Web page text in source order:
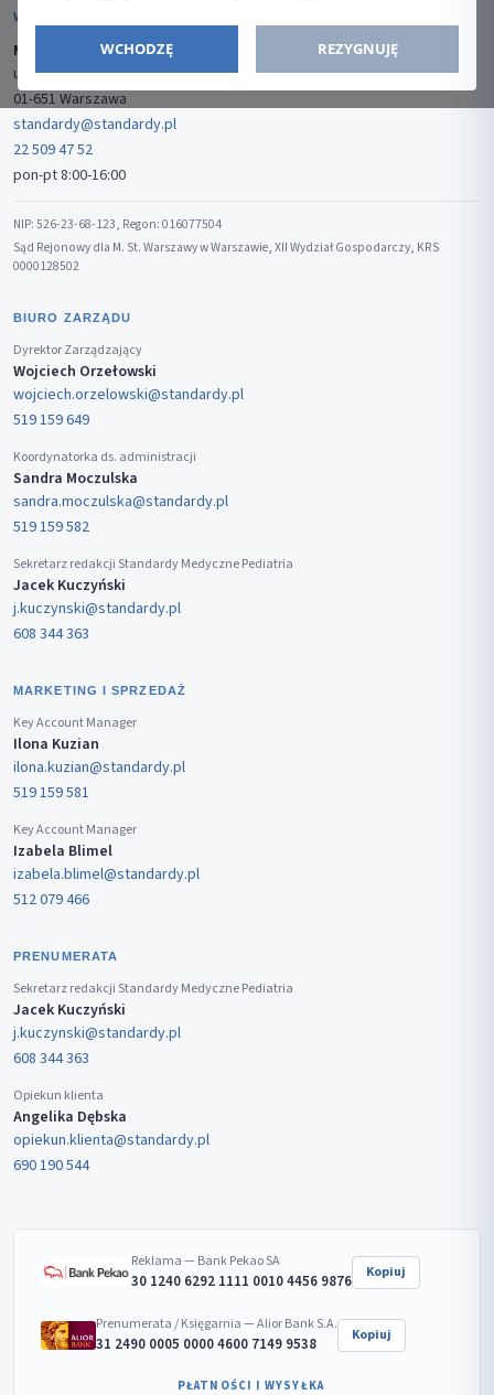
WCHODZĘ REZYGNUJĘ
WYDAWCA
Media-Press Sp. z o.o.
ul. Gwiaździsta 7B/8
01-651 Warszawa
standardy@standardy.pl
22 509 47 52
pon-pt 8:00-16:00
NIP: 526-23-68-123, Regon: 016077504
Sąd Rejonowy dla M. St. Warszawy w Warszawie, XII Wydział Gospodarczy, KRS
0000128502
BIURO ZARZĄDU
Dyrektor Zarządzający
Wojciech Orzełowski
wojciech.orzelowski@standardy.pl
519 159 649
Koordynatorka ds. administracji
Sandra Moczulska
sandra.moczulska@standardy.pl
519 159 582
Sekretarz redakcji Standardy Medyczne Pediatria
Jacek Kuczyński
j.kuczynski@standardy.pl
608 344 363
MARKETING I SPRZEDAŻ
Key Account Manager
Ilona Kuzian
ilona.kuzian@standardy.pl
519 159 581
Key Account Manager
Izabela Blimel
izabela.blimel@standardy.pl
512 079 466
PRENUMERATA
Sekretarz redakcji Standardy Medyczne Pediatria
Jacek Kuczyński
j.kuczynski@standardy.pl
608 344 363
Opiekun klienta
Angelika Dębska
opiekun.klienta@standardy.pl
690 190 544
Reklama — Bank Pekao SA
30 1240 6292 1111 0010 4456 9876 Kopiuj
Prenumerata / Księgarnia — Alior Bank S.A.
31 2490 0005 0000 4600 7149 9538 Kopiuj
PŁATNOŚCI I WYSYŁKA